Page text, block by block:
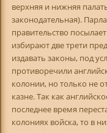
верхняя и нижняя
законодательная).
правительство
избирают две трети
издавать законы, под
противоречили
колонии, но только не
казне. Так как
последнее время
колониях войска, то в